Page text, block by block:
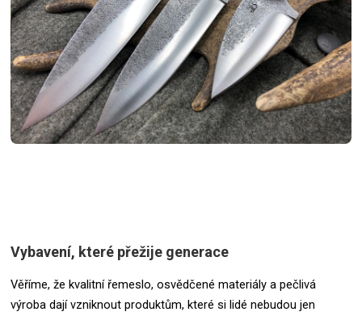
Vybavení, které přežije generace
Věříme, že kvalitní řemeslo, osvědčené materiály a pečlivá
výroba dají vzniknout produktům, které si lidé nebudou jen